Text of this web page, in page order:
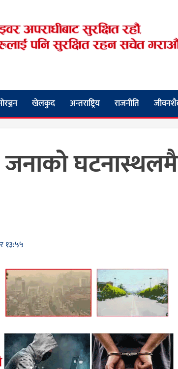
खेलकुद अन्तराष्ट्रिय राजनीति
जनाको घटनास्थलमै
१३:५५